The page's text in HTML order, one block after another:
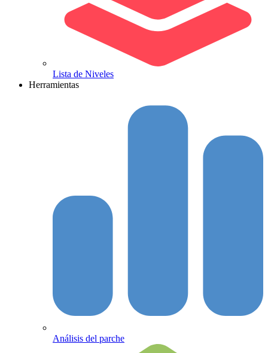
Lista de Niveles
Herramientas
Análisis del parche